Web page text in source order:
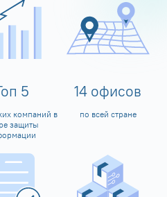
5
компаний в
защиты
14 офисов
по всей стране